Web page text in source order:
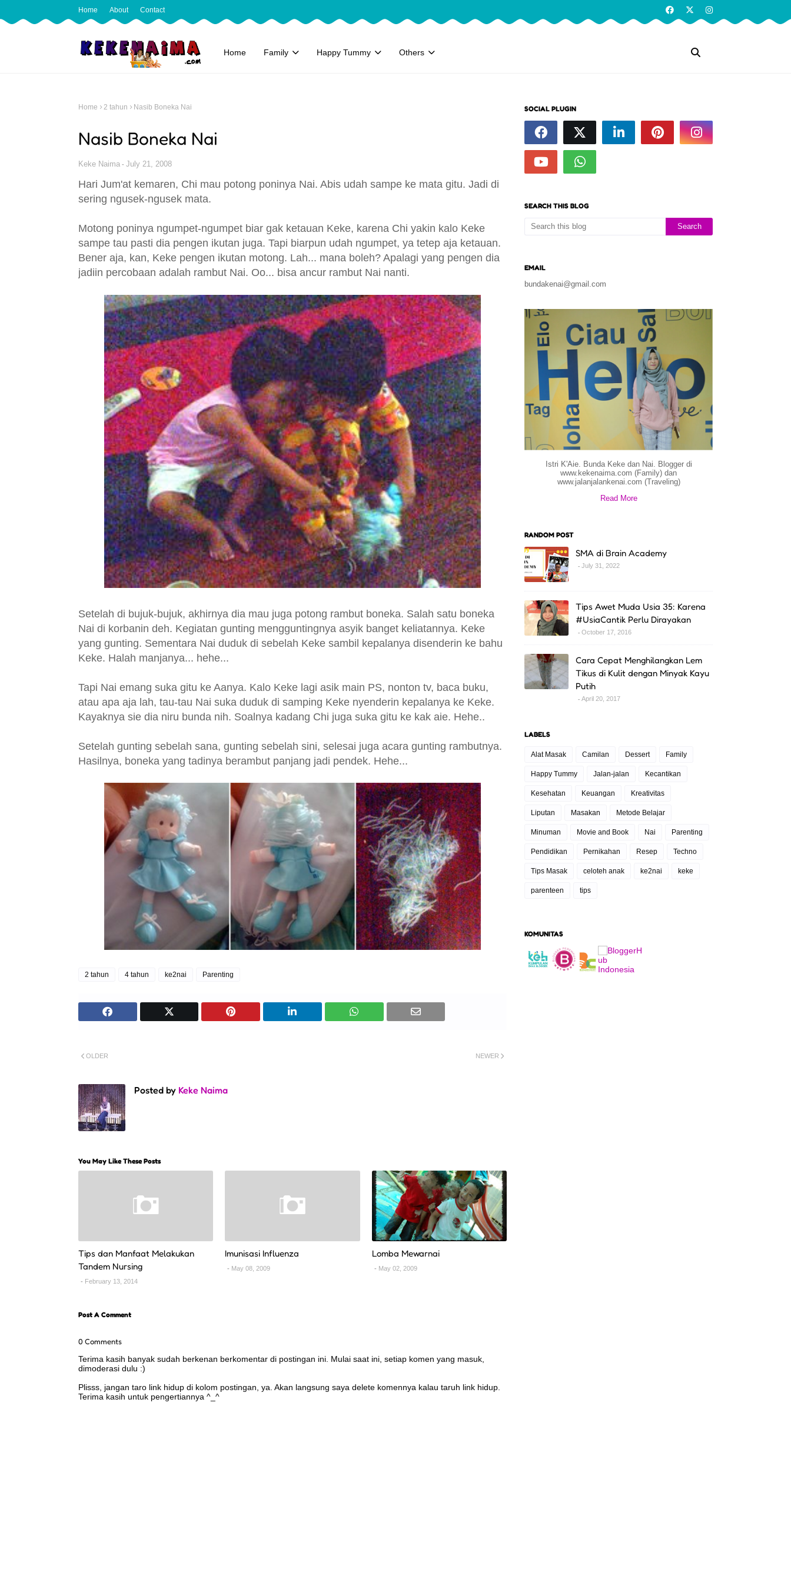
Home About Contact
Home Family Happy Tummy Others
Home 2 tahun Nasib Boneka Nai
Nasib Boneka Nai
Keke Naima July 21, 2008
Hari Jum'at kemaren, Chi mau potong poninya Nai. Abis udah sampe ke mata gitu. Jadi di
sering ngusek-ngusek mata.
Motong poninya ngumpet-ngumpet biar gak ketauan Keke, karena Chi yakin kalo Keke
sampe tau pasti dia pengen ikutan juga. Tapi biarpun udah ngumpet, ya tetep aja ketauan.
Bener aja, kan, Keke pengen ikutan motong. Lah... mana boleh? Apalagi yang pengen dia
jadiin percobaan adalah rambut Nai. Oo... bisa ancur rambut Nai nanti.
Setelah di bujuk-bujuk, akhirnya dia mau juga potong rambut boneka. Salah satu boneka
Nai di korbanin deh. Kegiatan gunting mengguntingnya asyik banget keliatannya. Keke
yang gunting. Sementara Nai duduk di sebelah Keke sambil kepalanya disenderin ke bahu
Keke. Halah manjanya... hehe...
Tapi Nai emang suka gitu ke Aanya. Kalo Keke lagi asik main PS, nonton tv, baca buku,
atau apa aja lah, tau-tau Nai suka duduk di samping Keke nyenderin kepalanya ke Keke.
Kayaknya sie dia niru bunda nih. Soalnya kadang Chi juga suka gitu ke kak aie. Hehe..
Setelah gunting sebelah sana, gunting sebelah sini, selesai juga acara gunting rambutnya.
Hasilnya, boneka yang tadinya berambut panjang jadi pendek. Hehe...
2 tahun 4 tahun ke2nai Parenting
NEWER
OLDER
Posted by Keke Naima
You May Like These Posts
Tips dan Manfaat Melakukan
Tandem Nursing
February 13, 2014
Imunisasi Influenza
May 08, 2009
Lomba Mewarnai
May 02, 2009
Post A Comment
0 Comments
Terima kasih banyak sudah berkenan berkomentar di postingan ini. Mulai saat ini, setiap komen yang masuk,
dimoderasi dulu :)
Plisss, jangan taro link hidup di kolom postingan, ya. Akan langsung saya delete komennya kalau taruh link hidup.
Terima kasih untuk pengertiannya ^_^
SOCIAL PLUGIN
SEARCH THIS BLOG
EMAIL
bundakenai@gmail.com
Istri K'Aie. Bunda Keke dan Nai. Blogger di
www.kekenaima.com (Family) dan
www.jalanjalankenai.com (Traveling)
Read More
RANDOM POST
SMA di Brain Academy
July 31, 2022
Tips Awet Muda Usia 35: Karena
#UsiaCantik Perlu Dirayakan
October 17, 2016
Cara Cepat Menghilangkan Lem
Tikus di Kulit dengan Minyak Kayu
Putih
April 20, 2017
LABELS
Alat Masak Camilan Dessert Family
Happy Tummy Jalan-jalan Kecantikan
Kesehatan Keuangan Kreativitas
Liputan Masakan Metode Belajar
Minuman Movie and Book Nai Parenting
Pendidikan Pernikahan Resep Techno
Tips Masak celoteh anak ke2nai keke
parenteen tips
KOMUNITAS